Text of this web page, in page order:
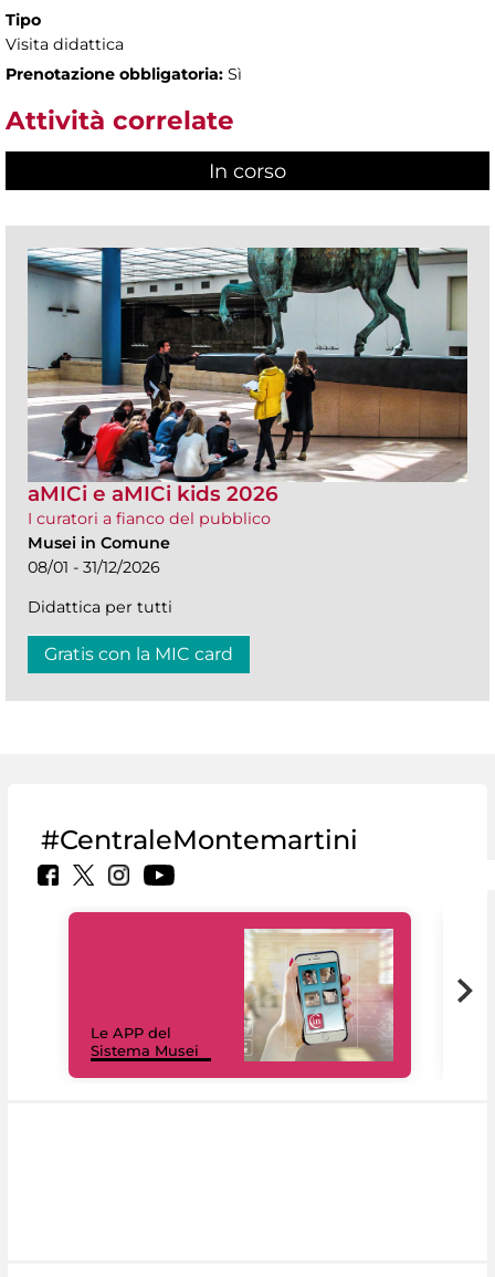
Tipo
Visita didattica
Prenotazione obbligatoria: Sì
Attività correlate
In corso
aMICi e aMICi kids 2026
I curatori a fianco del pubblico
Musei in Comune
08/01 - 31/12/2026
Didattica per tutti
Gratis con la MIC card
#CentraleMontemartini
Le APP del
Sistema Musei